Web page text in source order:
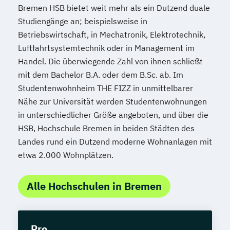
Bremen HSB bietet weit mehr als ein Dutzend duale
Studiengänge an; beispielsweise in
Betriebswirtschaft, in Mechatronik, Elektrotechnik,
Luftfahrtsystemtechnik oder in Management im
Handel. Die überwiegende Zahl von ihnen schließt
mit dem Bachelor B.A. oder dem B.Sc. ab. Im
Studentenwohnheim THE FIZZ in unmittelbarer
Nähe zur Universität werden Studentenwohnungen
in unterschiedlicher Größe angeboten, und über die
HSB, Hochschule Bremen in beiden Städten des
Landes rund ein Dutzend moderne Wohnanlagen mit
etwa 2.000 Wohnplätzen.
Alle Hochschulen in Bremen